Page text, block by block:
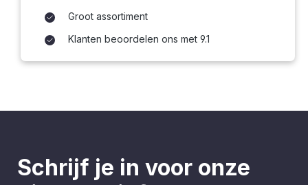
Groot assortiment
Klanten beoordelen ons met 9.1
Schrijf je in voor onze